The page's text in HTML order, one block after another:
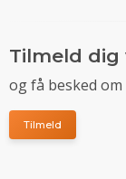
Tilmeld dig
og få besked
Tilmeld